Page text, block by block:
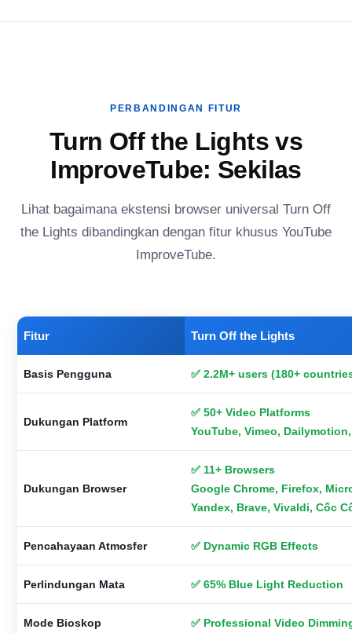
PERBANDINGAN FITUR
Turn Off the Lights vs
ImproveTube: Sekilas
Lihat bagaimana ekstensi browser universal Turn Off
the Lights dibandingkan dengan fitur khusus YouTube
ImproveTube.
Fitur Turn Off the Lights
Basis Pengguna ✅ 2.2M+ users (180+
Dukungan Platform
✅ 50+ Video Platforms
YouTube, Vimeo,
Dukungan Browser
✅ 11+ Browsers
Google Chrome, Firefox,
Yandex, Brave, Vivaldi, Cốc
Pencahayaan Atmosfer ✅ Dynamic RGB Effects
Perlindungan Mata ✅ 65% Blue Light Reduction
Mode Bioskop ✅ Professional Video